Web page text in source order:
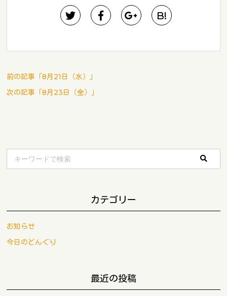
B!
前の記事「8月21日（水）」
次の記事「8月23日（金）」
カテゴリー
お知らせ
今日のどんぐり
最近の投稿